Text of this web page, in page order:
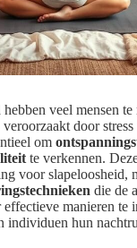
veel mensen te
door stress
om
te verkennen.
voor slapeloosheid,
die de
manieren te
individuen hun